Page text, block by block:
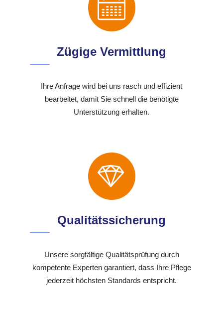
Zügige Vermittlung
Ihre Anfrage wird bei uns rasch und effizient
bearbeitet, damit Sie schnell die benötigte
Unterstützung erhalten.
Qualitätssicherung
Unsere sorgfältige Qualitätsprüfung durch
kompetente Experten garantiert, dass Ihre Pflege
jederzeit höchsten Standards entspricht.